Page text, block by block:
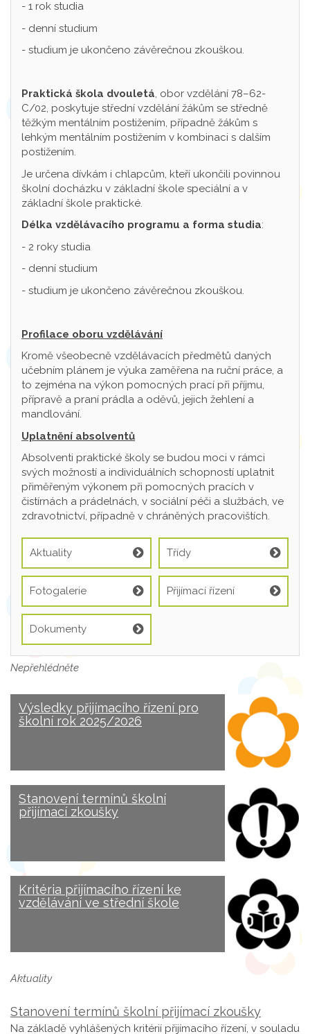
- 1 rok studia
- denní studium
- studium je ukončeno závěrečnou zkouškou.
Praktická škola dvouletá, obor vzdělání 78–62-
C/02, poskytuje střední vzdělání žákům se středně
těžkým mentálním postižením, případně žákům s
lehkým mentálním postižením v kombinaci s dalším
postižením.
Je určena dívkám i chlapcům, kteří ukončili povinnou
školní docházku v základní škole speciální a v
základní škole praktické.
Délka vzdělávacího programu a forma studia:
- 2 roky studia
- denní studium
- studium je ukončeno závěrečnou zkouškou.
Profilace oboru vzdělávání
Kromě všeobecně vzdělávacích předmětů daných
učebním plánem je výuka zaměřena na ruční práce, a
to zejména na výkon pomocných prací při příjmu,
přípravě a praní prádla a oděvů, jejich žehlení a
mandlování.
Uplatnění absolventů
Absolventi praktické školy se budou moci v rámci
svých možností a individuálních schopností uplatnit
přiměřeným výkonem při pomocných pracích v
čistírnách a prádelnách, v sociální péči a službách, ve
zdravotnictví, případně v chráněných pracovištích.
Aktuality Třídy
Fotogalerie Přijímací řízení
Dokumenty
Nepřehlédněte
Výsledky přijímacího řízení pro
školní rok 2025/2026
Stanovení termínů školní
přijímací zkoušky
Kritéria přijímacího řízení ke
vzdělávání ve střední škole
Aktuality
Stanovení termínů školní přijímací zkoušky
Na základě vyhlášených kritérií přijímacího řízení, v souladu